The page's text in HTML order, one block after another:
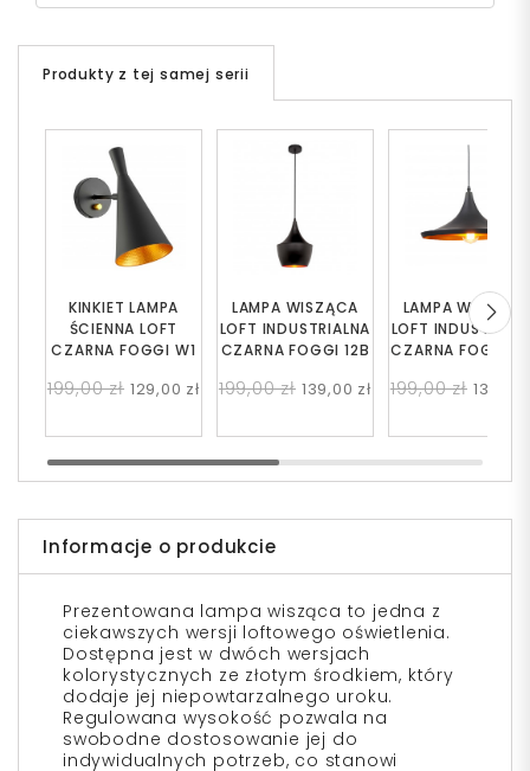
Produkty z tej samej serii
LAMPA WISZĄCA
LOFT INDUSTRIALNA
CZARNA FOGGI 12B
199,00 zł 139,00 zł
LAMPA WISZĄCA
LOFT
CZARNA FOGGI
199,00 zł 139,00
KINKIET LAMPA
ŚCIENNA LOFT
CZARNA FOGGI W1
199,00 zł 129,00 zł
Informacje o produkcie
Prezentowana lampa wisząca to jedna z
ciekawszych wersji loftowego oświetlenia.
Dostępna jest w dwóch wersjach
kolorystycznych ze złotym środkiem, który
dodaje jej niepowtarzalnego uroku.
Regulowana wysokość pozwala na
swobodne dostosowanie jej do
indywidualnych potrzeb, co stanowi